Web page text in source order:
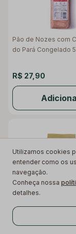
Pão de Nozes com
do Pará Congelado
R$ 27,90
Americana Kids Zero
300g - Urbano
Utilizamos cookies
entender como os
navegação.
Conheça nossa
detalhes.